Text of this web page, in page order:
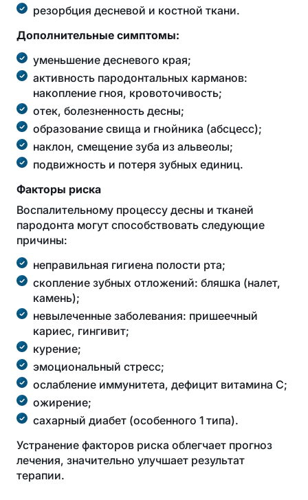
резорбция десневой и костной ткани.
Дополнительные симптомы:
уменьшение десневого края;
активность пародонтальных карманов:
накопление гноя, кровоточивость;
отек, болезненность десны;
образование свища и гнойника (абсцесс);
наклон, смещение зуба из альвеолы;
подвижность и потеря зубных единиц.
Факторы риска
Воспалительному процессу десны и тканей
пародонта могут способствовать следующие
причины:
неправильная гигиена полости рта;
скопление зубных отложений: бляшка (налет,
камень);
невылеченные заболевания: пришеечный
кариес, гингивит;
курение;
эмоциональный стресс;
ослабление иммунитета, дефицит витамина C;
ожирение;
сахарный диабет (особенного 1 типа).
Устранение факторов риска облегчает прогноз
лечения, значительно улучшает результат
терапии.